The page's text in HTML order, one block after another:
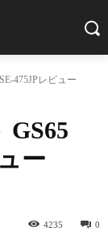
Stealth 9SE-475JPレビュー
ー
0
4235